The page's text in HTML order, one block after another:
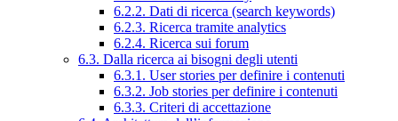
6.2.2. Dati di ricerca (search keywords)
6.2.3. Ricerca tramite analytics
6.2.4. Ricerca sui forum
6.3. Dalla ricerca ai bisogni degli utenti
6.3.1. User stories per definire i contenuti
6.3.2. Job stories per definire i contenuti
6.3.3. Criteri di accettazione